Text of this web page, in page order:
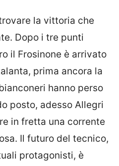
la vittoria che
Dopo i tre punti
il Frosinone è arrivato
prima ancora la
hanno perso
posto, adesso Allegri
in fretta una corrente
Il futuro del tecnico,
protagonisti, è